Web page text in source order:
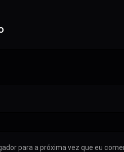
para a próxima vez que eu